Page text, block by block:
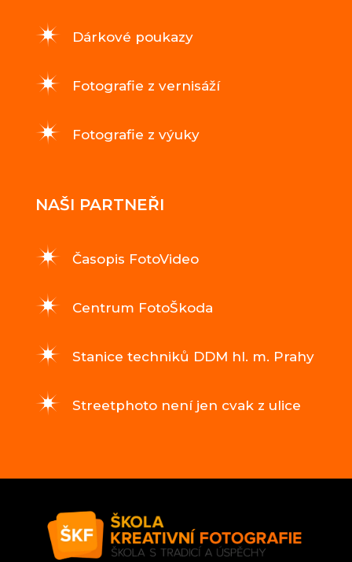
Dárkové poukazy
Fotografie z vernisáží
Fotografie z výuky
NAŠI PARTNEŘI
Časopis FotoVideo
Centrum FotoŠkoda
Stanice techniků DDM hl. m. Prahy
Streetphoto není jen cvak z ulice